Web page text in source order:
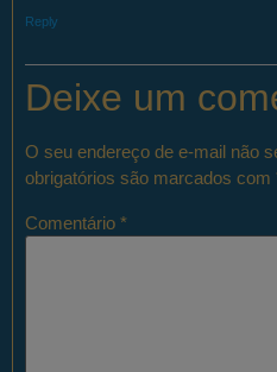
Reply
Deixe um
O seu endereço de e-mail não
obrigatórios são marcados com
Comentário *